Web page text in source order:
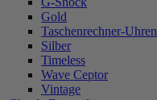
Gold
Taschenrechner-Uhren
Silber
Timeless
Wave Ceptor
Vintage